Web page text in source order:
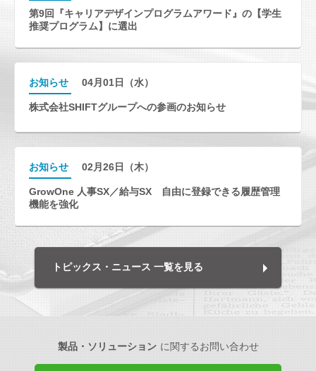
第9回『キャリアデザインプログラムアワード』の【学生
推奨プログラム】に選出
お知らせ 04月01日（水）
株式会社SHIFTグループへの参画のお知らせ
お知らせ 02月26日（木）
GrowOne 人事SX／給与SX 自由に登録できる履歴管理
機能を強化
トピックス・ニュース 一覧を見る
製品・ソリューション に関するお問い合わせ